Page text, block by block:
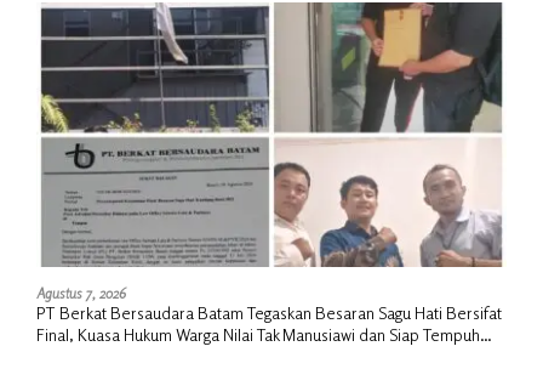
Agustus 7, 2026
PT Berkat Bersaudara Batam Tegaskan Besaran Sagu Hati Bersifat
Final, Kuasa Hukum Warga Nilai Tak Manusiawi dan Siap Tempuh